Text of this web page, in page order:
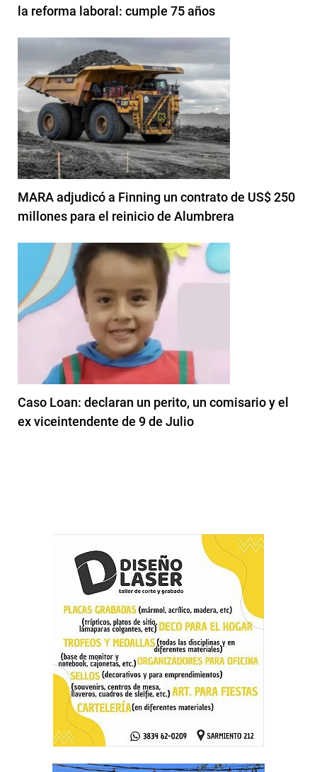
la reforma laboral: cumple 75 años
MARA adjudicó a Finning un contrato de US$ 250
millones para el reinicio de Alumbrera
Caso Loan: declaran un perito, un comisario y el
ex viceintendente de 9 de Julio